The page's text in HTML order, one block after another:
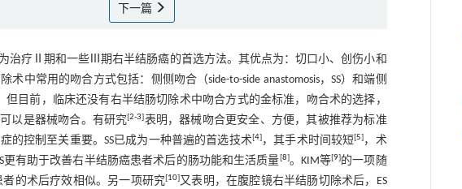
下一篇
治疗Ⅱ期和一些Ⅲ期右半结肠癌的首选方法。其优点为：切口小、创伤小和
中常用的吻合方式包括：侧侧吻合（side-to-side anastomosis，SS）和端侧
但目前，临床还没有右半结肠切除术中吻合方式的金标准，吻合术的选择，
以是器械吻合。有研究[2-3]表明，器械吻合更安全、方便，其被推荐为标准
的控制至关重要。SS已成为一种普遍的首选技术[4]，其手术时间较短[5] ，术
更有助于改善右半结肠癌患者术后的肠功能和生活质量[8]。KIM等[9] 的一项随
者的术后疗效相似。另一项研究[10]又表明，在腹腔镜右半结肠切除术后，ES